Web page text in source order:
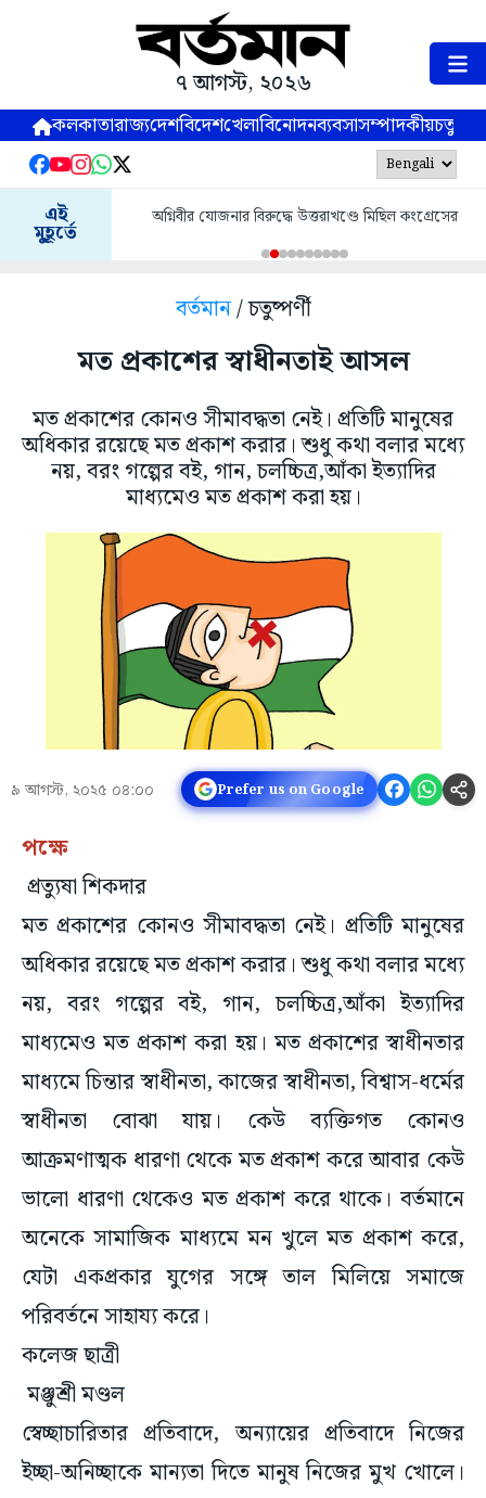
৭ আগস্ট, ২০২৬
কলকাতারাজ্যদেশবিদেশখেলাবিনোদনব্যবসাসম্পাদকীয়
এই
মুহূর্তে
অগ্নিবীর যোজনার বিরুদ্ধে উত্তরাখণ্ডে মিছিল কংগ্রেসের
বর্তমান/ চতুষ্পর্ণী
মত প্রকাশের স্বাধীনতাই আসল
মত প্রকাশের কোনও সীমাবদ্ধতা নেই। প্রতিটি মানুষের
অধিকার রয়েছে মত প্রকাশ করার। শুধু কথা বলার মধ্যে
নয়, বরং গল্পের বই, গান, চলচ্চিত্র,আঁকা ইত্যাদির
মাধ্যমেও মত প্রকাশ করা হয়।
৯ আগস্ট, ২০২৫ ০৪:০০ Prefer us on Google
পক্ষে
প্রত্যুষা শিকদার
মত প্রকাশের কোনও সীমাবদ্ধতা নেই। প্রতিটি মানুষের
অধিকার রয়েছে মত প্রকাশ করার। শুধু কথা বলার মধ্যে
নয়, বরং গল্পের বই, গান, চলচ্চিত্র,আঁকা ইত্যাদির
মাধ্যমেও মত প্রকাশ করা হয়। মত প্রকাশের স্বাধীনতার
মাধ্যমে চিন্তার স্বাধীনতা, কাজের স্বাধীনতা, বিশ্বাস-ধর্মের
স্বাধীনতা বোঝা যায়। কেউ ব্যক্তিগত কোনও
আক্রমণাত্মক ধারণা থেকে মত প্রকাশ করে আবার কেউ
ভালো ধারণা থেকেও মত প্রকাশ করে থাকে। বর্তমানে
অনেকে সামাজিক মাধ্যমে মন খুলে মত প্রকাশ করে,
যেটা একপ্রকার যুগের সঙ্গে তাল মিলিয়ে সমাজে
পরিবর্তনে সাহায্য করে।
কলেজ ছাত্রী
মঞ্জুশ্রী মণ্ডল
স্বেচ্ছাচারিতার প্রতিবাদে, অন্যায়ের প্রতিবাদে নিজের
ইচ্ছা-অনিচ্ছাকে মান্যতা দিতে মানুষ নিজের মুখ খোলে।